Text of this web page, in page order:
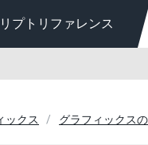
プトリファレンス
ックス グラフィックス